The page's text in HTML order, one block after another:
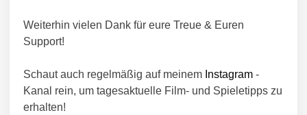
Weiterhin vielen Dank für eure Treue & Euren
Support!
Schaut auch regelmäßig auf meinem Instagram -
Kanal rein, um tagesaktuelle Film- und Spieletipps zu
erhalten!